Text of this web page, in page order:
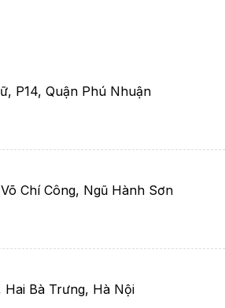
P14, Quận Phú Nhuận
Chí Công, Ngũ Hành Sơn
Bà Trưng, Hà Nội